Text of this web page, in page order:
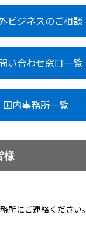
ビジネスのご相談
い合わせ窓口一覧
国内事務所一覧
様
所にご連絡ください。